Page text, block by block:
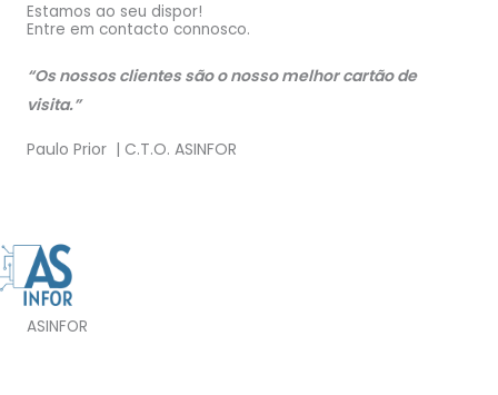
Estamos ao seu dispor!
Entre em contacto connosco.
“Os nossos clientes são o nosso melhor cartão de
visita.”
Paulo Prior | C.T.O. ASINFOR
ASINFOR